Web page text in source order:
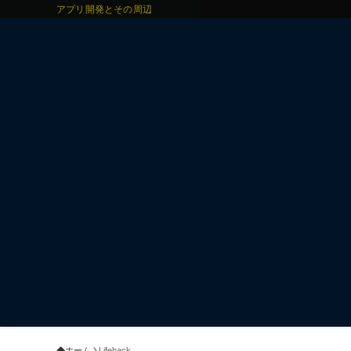
アプリ開発とその周辺